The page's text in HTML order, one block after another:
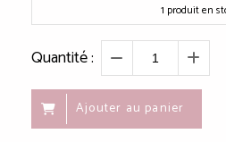
1 produit en
Quantité :
Ajouter au panier